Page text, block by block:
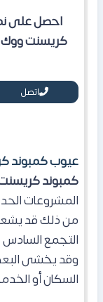
احصل على
كريسنت ووك
اتصل
عيوب كمبوند
كمبوند
المشروعات
من ذلك قد
التجمع السادس
وقد يخشى
السكان أو